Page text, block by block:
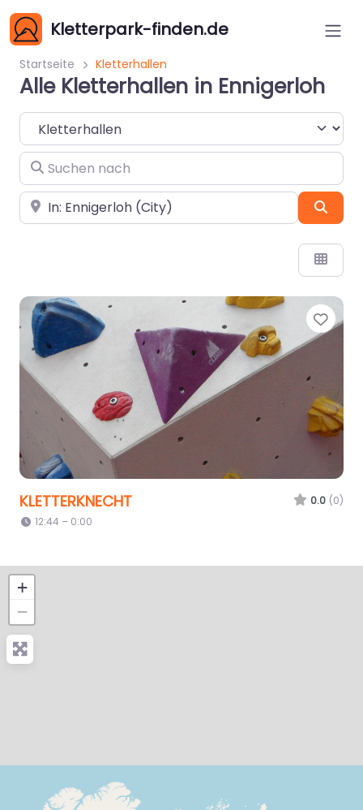
Kletterpark-finden.de
Startseite Kletterhallen
Alle Kletterhallen in Ennigerloh
Suchtyp auswählen
Suchen nach
In der Nähe
KLETTERKNECHT 0.0 (0)
12:44 – 0:00
+
−